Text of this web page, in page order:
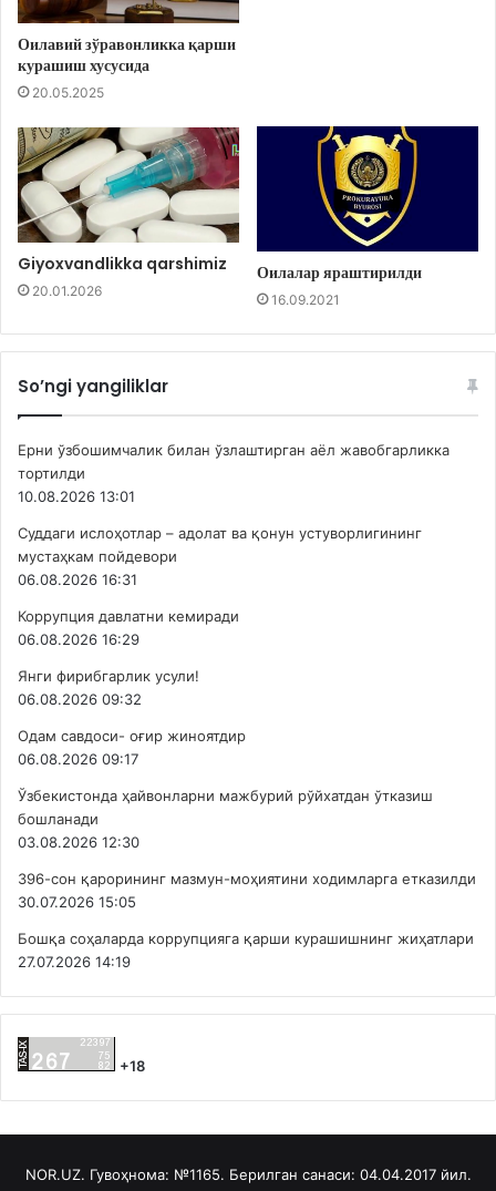
Оилавий зўравонликка қарши
курашиш хусусида
20.05.2025
Giyoxvandlikka qarshimiz
20.01.2026
Оилалар яраштирилди
16.09.2021
So’ngi yangiliklar
Ерни ўзбошимчалик билан ўзлаштирган аёл жавобгарликка
тортилди
10.08.2026 13:01
Суддаги ислоҳотлар – адолат ва қонун устуворлигининг
мустаҳкам пойдевори
06.08.2026 16:31
Коррупция давлатни кемиради
06.08.2026 16:29
Янги фирибгарлик усули!
06.08.2026 09:32
Одам савдоси- оғир жиноятдир
06.08.2026 09:17
Ўзбекистонда ҳайвонларни мажбурий рўйхатдан ўтказиш
бошланади
03.08.2026 12:30
396-сон қарорининг мазмун-моҳиятини ходимларга етказилди
30.07.2026 15:05
Бошқа соҳаларда коррупцияга қарши курашишнинг жиҳатлари
27.07.2026 14:19
+18
NOR.UZ. Гувоҳнома: №1165. Берилган санаси: 04.04.2017 йил.